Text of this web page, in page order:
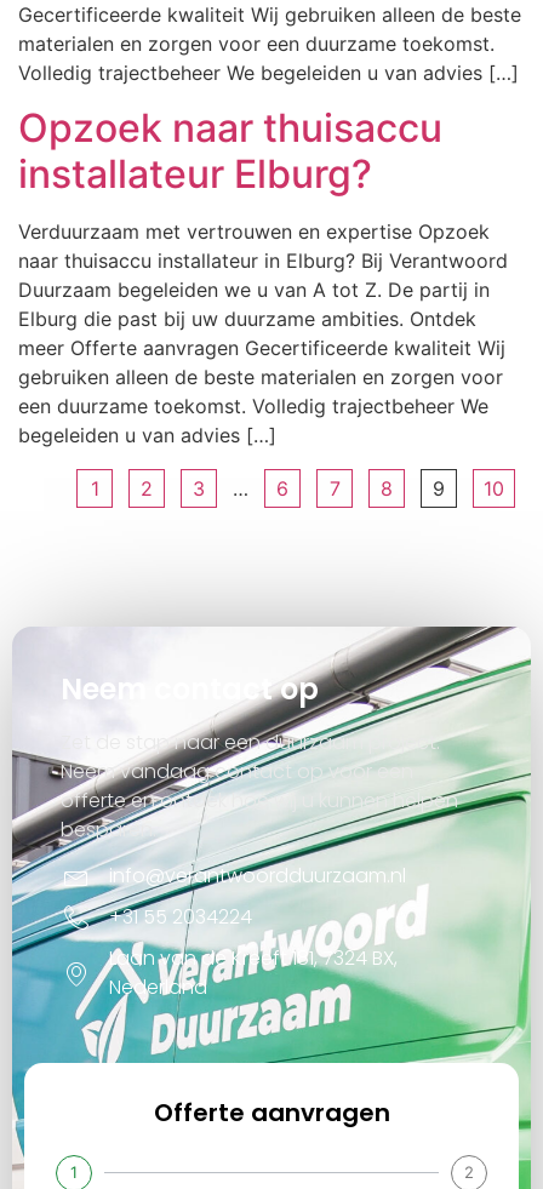
Gecertificeerde kwaliteit Wij gebruiken alleen de beste
materialen en zorgen voor een duurzame toekomst.
Volledig trajectbeheer We begeleiden u van advies […]
Opzoek naar thuisaccu
installateur Elburg?
Verduurzaam met vertrouwen en expertise Opzoek
naar thuisaccu installateur in Elburg? Bij Verantwoord
Duurzaam begeleiden we u van A tot Z. De partij in
Elburg die past bij uw duurzame ambities. Ontdek
meer Offerte aanvragen Gecertificeerde kwaliteit Wij
gebruiken alleen de beste materialen en zorgen voor
een duurzame toekomst. Volledig trajectbeheer We
begeleiden u van advies […]
1 2 3 … 6 7 8 9 10
Neem contact op
Zet de stap naar een duurzaam project.
Neem vandaag contact op voor een
offerte en ontdek hoe wij u kunnen helpen
besparen.
info@verantwoordduurzaam.nl
+31 55 2034224
Laan van de Kreeft 181, 7324 BX,
Nederland
Offerte aanvragen
1 2